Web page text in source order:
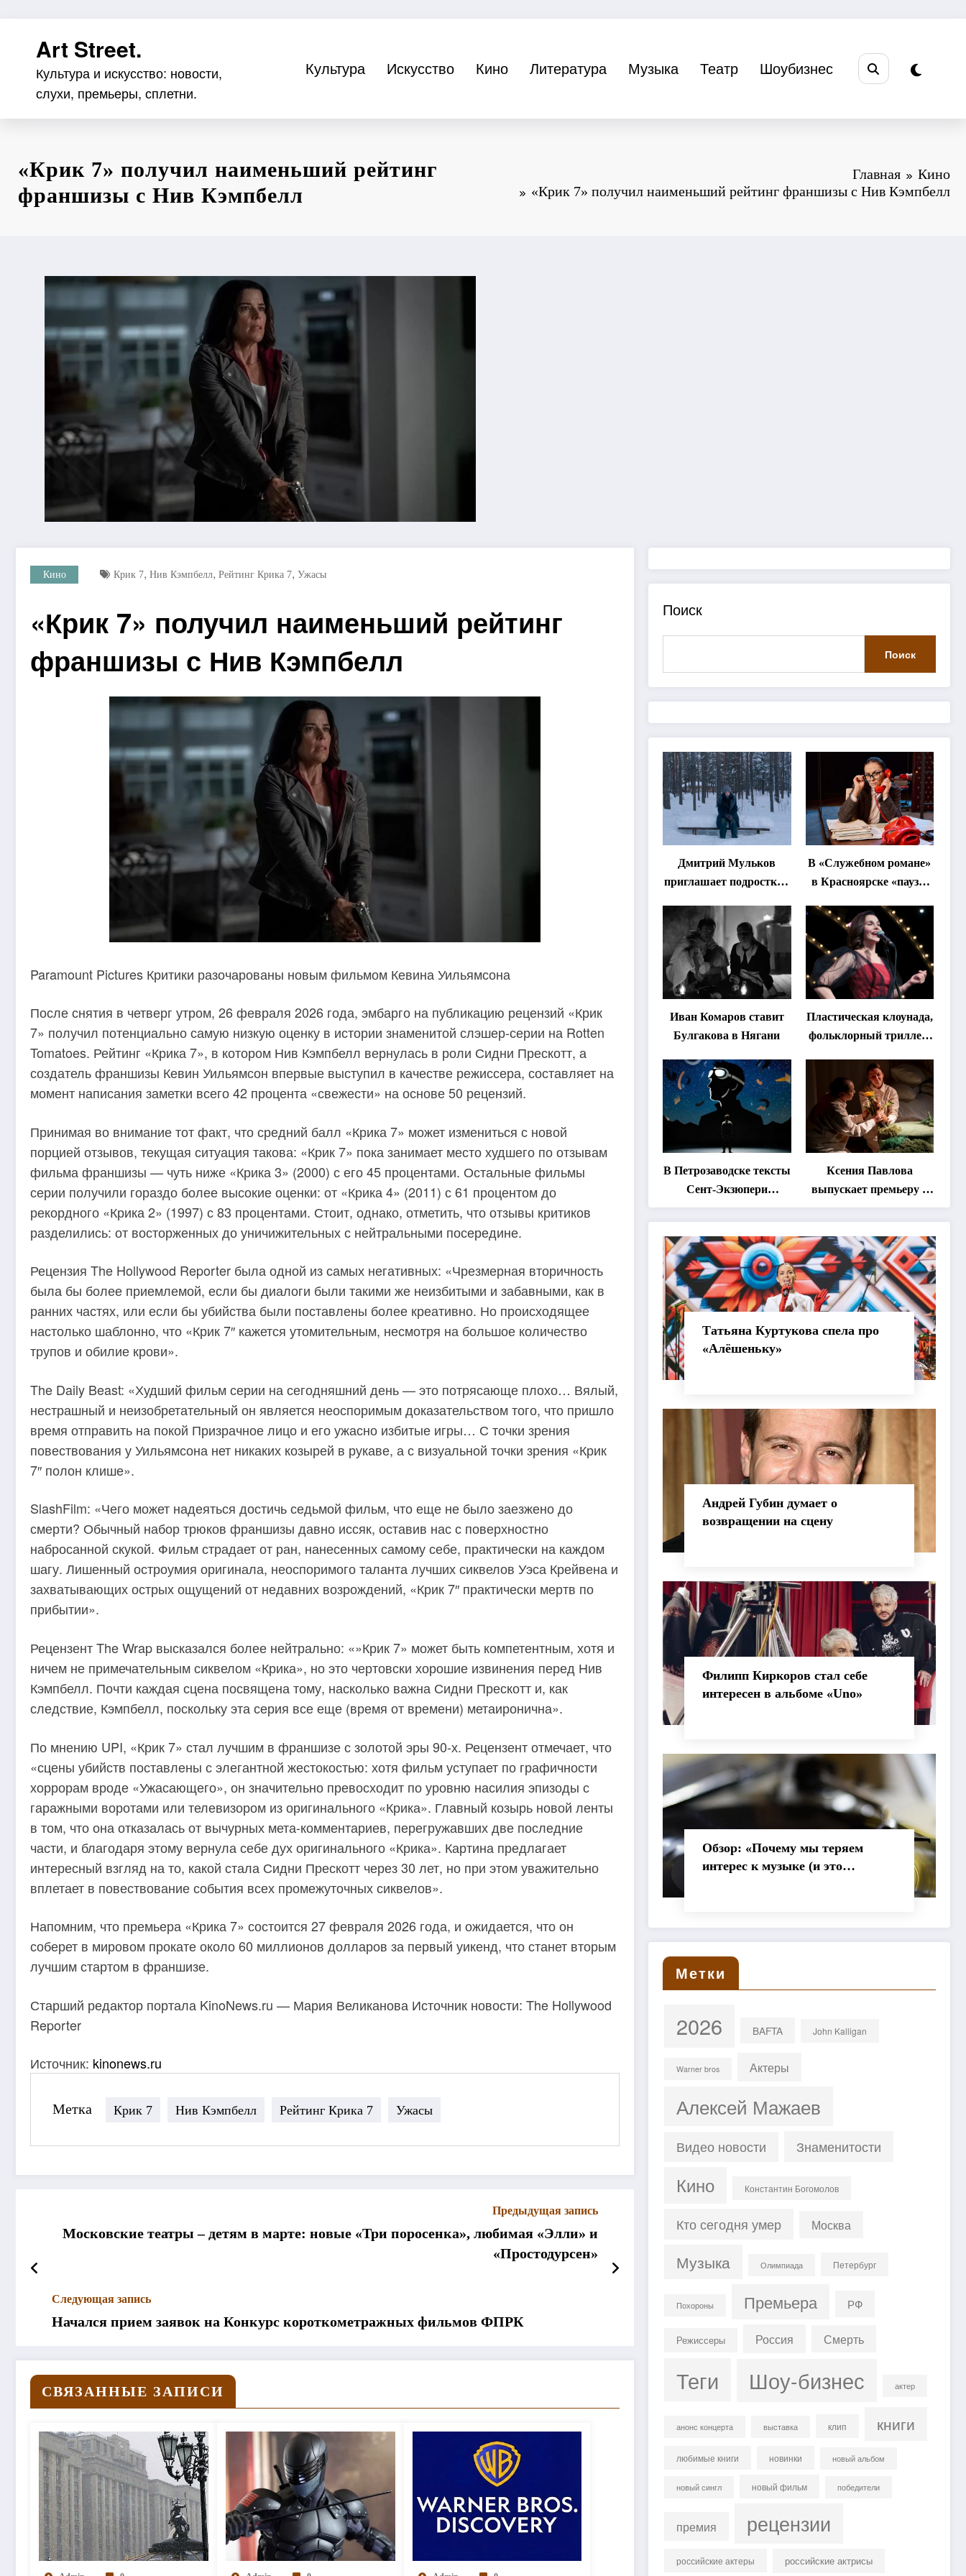
содержимомуArt Street.
Культура и искусство: новости,
слухи, премьеры, сплетни.
Культура Искусство Кино Литература Музыка Театр Шоубизнес
«Крик 7» получил наименьший рейтинг
франшизы с Нив Кэмпбелл
Главная
Кино
«Крик 7» получил наименьший рейтинг франшизы с Нив Кэмпбелл
Кино Крик 7, Нив Кэмпбелл, Рейтинг Крика 7, Ужасы
«Крик 7» получил наименьший рейтинг
франшизы с Нив Кэмпбелл
Paramount Pictures Критики разочарованы новым фильмом Кевина Уильямсона
После снятия в четверг утром, 26 февраля 2026 года, эмбарго на публикацию рецензий «Крик
7» получил потенциально самую низкую оценку в истории знаменитой слэшер-серии на Rotten
Tomatoes. Рейтинг «Крика 7», в котором Нив Кэмпбелл вернулась в роли Сидни Прескотт, а
создатель франшизы Кевин Уильямсон впервые выступил в качестве режиссера, составляет на
момент написания заметки всего 42 процента «свежести» на основе 50 рецензий.
Принимая во внимание тот факт, что средний балл «Крика 7» может измениться с новой
порцией отзывов, текущая ситуация такова: «Крик 7» пока занимает место худшего по отзывам
фильма франшизы — чуть ниже «Крика 3» (2000) с его 45 процентами. Остальные фильмы
серии получили гораздо более высокие оценки: от «Крика 4» (2011) с 61 процентом до
рекордного «Крика 2» (1997) с 83 процентами. Стоит, однако, отметить, что отзывы критиков
разделились: от восторженных до уничижительных с нейтральными посередине.
Рецензия The Hollywood Reporter была одной из самых негативных: «Чрезмерная вторичность
была бы более приемлемой, если бы диалоги были такими же неизбитыми и забавными, как в
ранних частях, или если бы убийства были поставлены более креативно. Но происходящее
настолько шаблонно, что «Крик 7″ кажется утомительным, несмотря на большое количество
трупов и обилие крови».
The Daily Beast: «Худший фильм серии на сегодняшний день — это потрясающе плохо… Вялый,
нестрашный и неизобретательный он является неоспоримым доказательством того, что пришло
время отправить на покой Призрачное лицо и его ужасно избитые игры… С точки зрения
повествования у Уильямсона нет никаких козырей в рукаве, а с визуальной точки зрения «Крик
7″ полон клише».
SlashFilm: «Чего может надеяться достичь седьмой фильм, что еще не было заезжено до
смерти? Обычный набор трюков франшизы давно иссяк, оставив нас с поверхностно
набросанной скукой. Фильм страдает от ран, нанесенных самому себе, практически на каждом
шагу. Лишенный остроумия оригинала, неоспоримого таланта лучших сиквелов Уэса Крейвена и
захватывающих острых ощущений от недавних возрождений, «Крик 7″ практически мертв по
прибытии».
Рецензент The Wrap высказался более нейтрально: «»Крик 7» может быть компетентным, хотя и
ничем не примечательным сиквелом «Крика», но это чертовски хорошие извинения перед Нив
Кэмпбелл. Почти каждая сцена посвящена тому, насколько важна Сидни Прескотт и, как
следствие, Кэмпбелл, поскольку эта серия все еще (время от времени) метаиронична».
По мнению UPI, «Крик 7» стал лучшим в франшизе с золотой эры 90-х. Рецензент отмечает, что
«сцены убийств поставлены с элегантной жестокостью: хотя фильм уступает по графичности
хоррорам вроде «Ужасающего», он значительно превосходит по уровню насилия эпизоды с
гаражными воротами или телевизором из оригинального «Крика». Главный козырь новой ленты
в том, что она отказалась от вычурных мета-комментариев, перегружавших две последние
части, и благодаря этому вернула себе дух оригинального «Крика». Картина предлагает
интересный взгляд на то, какой стала Сидни Прескотт через 30 лет, но при этом уважительно
вплетает в повествование события всех промежуточных сиквелов».
Напомним, что премьера «Крика 7» состоится 27 февраля 2026 года, и ожидается, что он
соберет в мировом прокате около 60 миллионов долларов за первый уикенд, что станет вторым
лучшим стартом в франшизе.
Старший редактор портала KinoNews.ru — Мария Великанова Источник новости: The Hollywood
Reporter
Источник: kinonews.ru
Метка Крик 7 Нив Кэмпбелл Рейтинг Крика 7 Ужасы
Предыдущая запись
Московские театры – детям в марте: новые «Три поросенка», любимая «Элли» и
«Простодурсен»
Следующая запись
Начался прием заявок на Конкурс короткометражных фильмов ФПРК
СВЯЗАННЫЕ ЗАПИСИ
Поиск
Поиск
Дмитрий Мульков
приглашает подростков
«спектакль-
солостальгию»
В «Служебном романе»
в Красноярске «паузы
Иван Комаров ставит
Булгакова в Нягани
Пластическая клоунада,
фольклорный триллер,
Что покажут на втором
этапе фестиваля
«Монокль»
В Петрозаводске тексты
Сент-Экзюпери
переведут на язык
хореографии
Ксения Павлова
выпускает премьеру о
дружбе сурка и
Татьяна Куртукова спела про
«Алёшеньку»
Андрей Губин думает о
возвращении на сцену
Филипп Киркоров стал себе
интересен в альбоме «Uno»
Обзор: «Почему мы теряем
интерес к музыке (и это
Метки
2026 BAFTA John Kalligan
Warner bros Актеры
Алексей Мажаев
Видео новости Знаменитости
Кино Константин Богомолов
Кто сегодня умер Москва
Музыка Олимпиада Петербург
Похороны Премьера РФ
Режиссеры Россия Смерть
Теги Шоу-бизнес актер
анонс концерта выставка клип книги
любимые книги новинки новый альбом
новый сингл новый фильм победители
премия рецензии
российские актеры российские актрисы